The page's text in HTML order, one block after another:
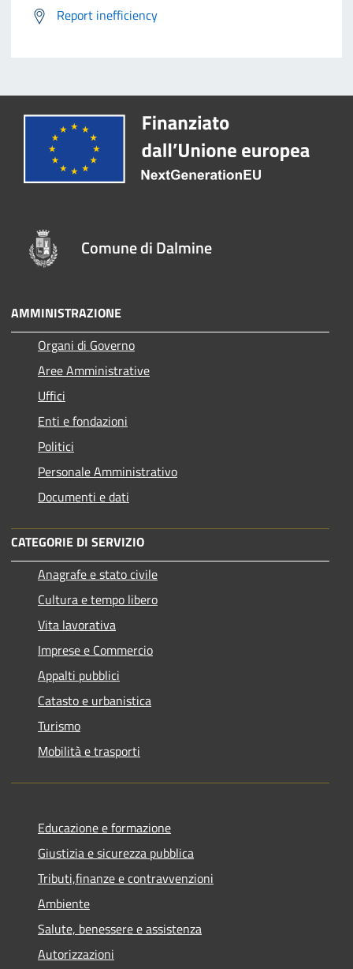
Report inefficiency
Comune di Dalmine
AMMINISTRAZIONE
Organi di Governo
Aree Amministrative
Uffici
Enti e fondazioni
Politici
Personale Amministrativo
Documenti e dati
CATEGORIE DI SERVIZIO
Anagrafe e stato civile
Cultura e tempo libero
Vita lavorativa
Imprese e Commercio
Appalti pubblici
Catasto e urbanistica
Turismo
Mobilità e trasporti
Educazione e formazione
Giustizia e sicurezza pubblica
Tributi,finanze e contravvenzioni
Ambiente
Salute, benessere e assistenza
Autorizzazioni